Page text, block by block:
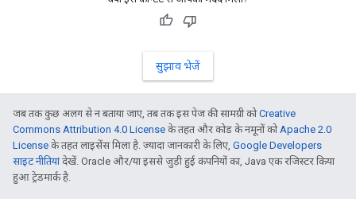
सुझाव भेजें
जब तक कुछ अलग से न बताया जाए, तब तक इस पेज की सामग्री कोCreative
Commons Attribution 4.0 License के तहत और कोड के नमूनों कोApache 2.0
License के तहत लाइसेंस मिला है. ज़्यादा जानकारी के लिए, Google Developers
साइट नीतियांदेखें. Oracle और/या इससे जुड़ी हुई कंपनियों का, Java एक रजिस्टर किया
हुआ ट्रेडमार्क है.